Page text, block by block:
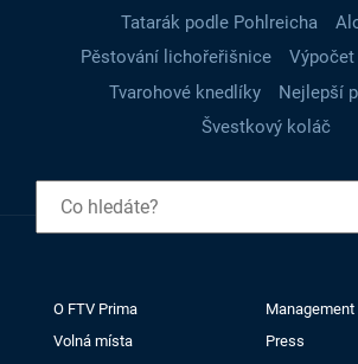
Tatarák podle Pohlreicha
Pěstování lichořeřišnice
Tvarohové knedlíky
Nejlepší
Švestkový koláč
O FTV Prima
Management
Volná místa
Press